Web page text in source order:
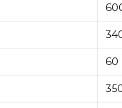
60